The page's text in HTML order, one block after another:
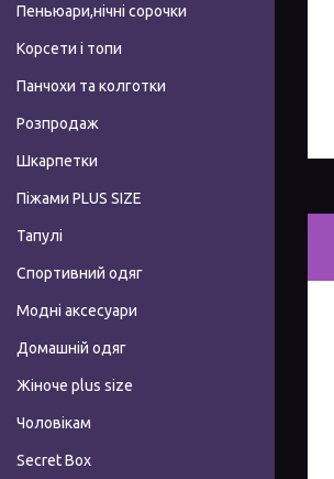
Пеньюари,нічні сорочки
Корсети і топи
Панчохи та колготки
Розпродаж
Шкарпетки
Піжами PLUS SIZE
Тапулі
Спортивний одяг
Модні аксесуари
Домашній одяг
Жіноче plus size
Чоловікам
Secret Box